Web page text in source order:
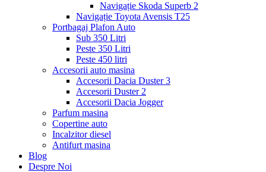
Navigație Skoda Superb 2
Navigație Toyota Avensis T25
Portbagaj Plafon Auto
Sub 350 Litri
Peste 350 Litri
Peste 450 litri
Accesorii auto masina
Accesorii Dacia Duster 3
Accesorii Duster 2
Accesorii Dacia Jogger
Parfum masina
Copertine auto
Incalzitor diesel
Antifurt masina
Blog
Despre Noi